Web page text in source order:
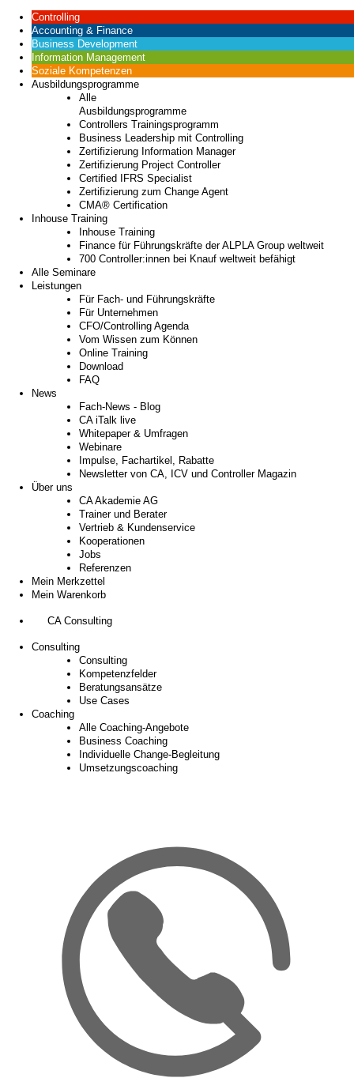
Controlling
Accounting & Finance
Business Development
Information Management
Soziale Kompetenzen
Ausbildungsprogramme
Alle
Ausbildungsprogramme
Controllers Trainingsprogramm
Business Leadership mit Controlling
Zertifizierung Information Manager
Zertifizierung Project Controller
Certified IFRS Specialist
Zertifizierung zum Change Agent
CMA® Certification
Inhouse Training
Inhouse Training
Finance für Führungskräfte der ALPLA Group weltweit
700 Controller:innen bei Knauf weltweit befähigt
Alle Seminare
Leistungen
Für Fach- und Führungskräfte
Für Unternehmen
CFO/Controlling Agenda
Vom Wissen zum Können
Online Training
Download
FAQ
News
Fach-News - Blog
CA iTalk live
Whitepaper & Umfragen
Webinare
Impulse, Fachartikel, Rabatte
Newsletter von CA, ICV und Controller Magazin
Über uns
CA Akademie AG
Trainer und Berater
Vertrieb & Kundenservice
Kooperationen
Jobs
Referenzen
Mein Merkzettel
Mein Warenkorb
CA Consulting
Consulting
Consulting
Kompetenzfelder
Beratungsansätze
Use Cases
Coaching
Alle Coaching-Angebote
Business Coaching
Individuelle Change-Begleitung
Umsetzungscoaching